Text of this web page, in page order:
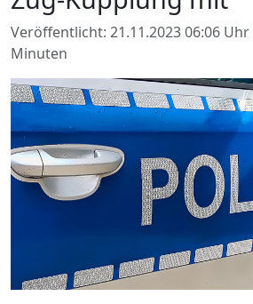
Veröffentlicht: 21.11.2023 06:06 Uhr
Minuten